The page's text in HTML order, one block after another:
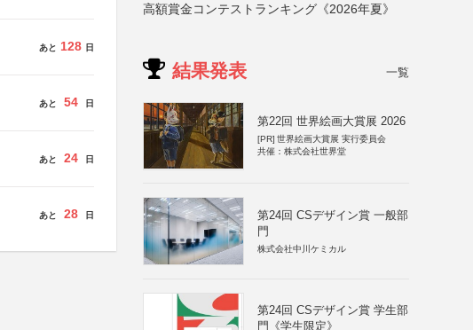
あと 128 日
あと 54 日
あと 24 日
あと 28 日
高額賞金コンテストランキング《2026年夏》
結果発表 一覧
第22回 世界絵画大賞展 2026
[PR] 世界絵画大賞展 実行委員会
共催：株式会社世界堂
第24回 CSデザイン賞 一般部
門
株式会社中川ケミカル
第24回 CSデザイン賞 学生部
門《学生限定》